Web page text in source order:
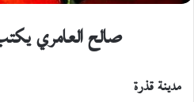
صالح العامري
مدينة قذرة